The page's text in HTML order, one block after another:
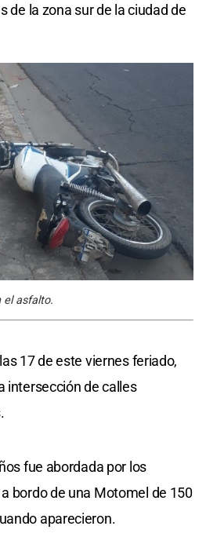
de la zona sur de la ciudad de
el asfalto.
17 de este viernes feriado,
intersección de calles
fue abordada por los
bordo de una Motomel de 150
aparecieron.